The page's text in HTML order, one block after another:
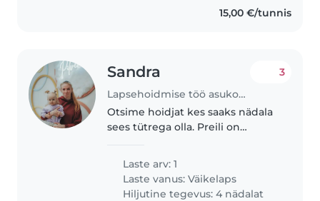
15,00 €/tunnis
Sandra
Lapsehoidmise töö asukohas Keila
3
Otsime hoidjat kes saaks nädala
sees tütrega olla. Preili on
meie kodus ning meil on ka kaks
kassi.
Laste arv: 1
Laste vanus:Väikelaps
Hiljutine tegevus: 4 nädalat